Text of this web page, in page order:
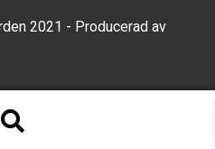
2021 - Producerad av